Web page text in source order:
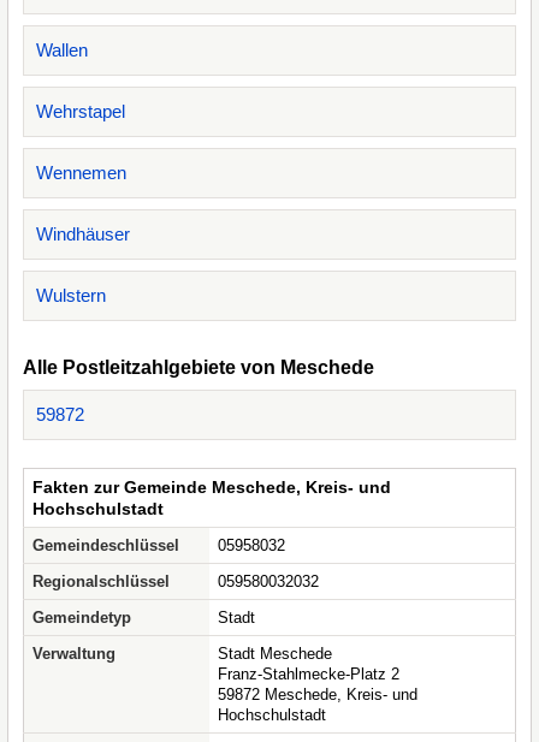
Wallen
Wehrstapel
Wennemen
Windhäuser
Wulstern
Alle Postleitzahlgebiete von Meschede
59872
Fakten zur Gemeinde Meschede, Kreis- und
Hochschulstadt
Gemeindeschlüssel
05958032
Regionalschlüssel
059580032032
Gemeindetyp
Stadt
Verwaltung
Stadt Meschede
Franz-Stahlmecke-Platz 2
59872 Meschede, Kreis- und
Hochschulstadt